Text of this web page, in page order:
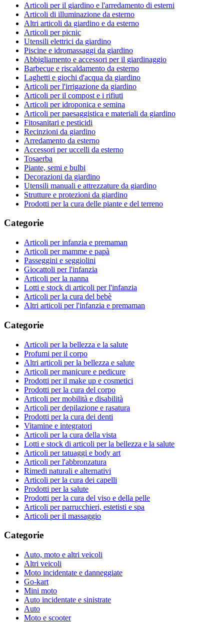
Articoli per il giardino e l'arredamento di esterni
Articoli di illuminazione da esterno
Altri articoli da giardino e da esterno
Articoli per picnic
Utensili elettrici da giardino
Piscine e idromassaggi da giardino
Abbigliamento e accessori per il giardinaggio
Barbecue e riscaldamento da esterno
Laghetti e giochi d'acqua da giardino
Articoli per l'irrigazione da giardino
Articoli per il compost e i rifiuti
Articoli per idroponica e semina
Articoli per paesaggistica e materiali da giardino
Fitosanitari e pesticidi
Recinzioni da giardino
Arredamento da esterno
Accessori per uccelli da esterno
Tosaerba
Piante, semi e bulbi
Decorazioni da giardino
Utensili manuali e attrezzature da giardino
Strutture e protezioni da giardino
Prodotti per la cura delle piante e del terreno
Categorie
Articoli per infanzia e premaman
Articoli per mamme e papà
Passeggini e seggiolini
Giocattoli per l'infanzia
Articoli per la nanna
Lotti e stock di articoli per l'infanzia
Articoli per la cura del bebè
Altri articoli per l'infanzia e premaman
Categorie
Articoli per la bellezza e la salute
Profumi per il corpo
Altri articoli per la bellezza e salute
Articoli per manicure e pedicure
Prodotti per il make up e cosmetici
Prodotti per la cura del corpo
Articoli per mobilità e disabilità
Articoli per depilazione e rasatura
Prodotti per la cura dei denti
Vitamine e integratori
Articoli per la cura della vista
Lotti e stock di articoli per la bellezza e la salute
Articoli per tatuaggi e body art
Articoli per l'abbronzatura
Rimedi naturali e alternativi
Articoli per la cura dei capelli
Prodotti per la salute
Prodotti per la cura del viso e della pelle
Articoli per parrucchieri, estetisti e spa
Articoli per il massaggio
Categorie
Auto, moto e altri veicoli
Altri veicoli
Moto incidentate e danneggiate
Go-kart
Mini moto
Auto incidentate e sinistrate
Auto
Moto e scooter